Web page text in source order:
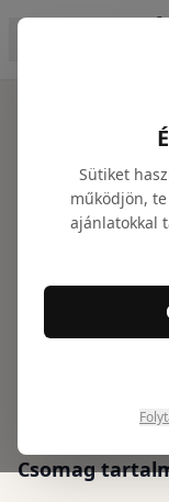
Kávé,
Cikkszám:
Csomag
Sütiket
működjön,
ajánlatokkal